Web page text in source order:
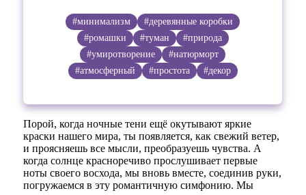
#минимализм
#деревянные коробки
#ромашки
#туман
#природа
#умиротворение
#натюрморт
#атмосферный
#простота #декор
Порой, когда ночные тени ещё окутывают яркие
краски нашего мира, ты появляется, как свежий ветер,
и проясняешь все мысли, преобразуешь чувства. А
когда солнце красноречиво прослушивает первые
ноты своего восхода, мы вновь вместе, соединив руки,
погружаемся в эту романтичную симфонию. Мы